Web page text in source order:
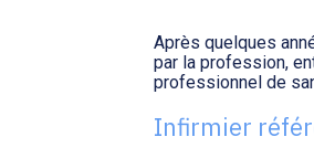
Après quelques
par la profession,
professionnel de
Infirmier